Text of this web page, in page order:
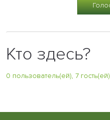
Кто здесь?
0 пользователь(ей), 7 гость(ей)